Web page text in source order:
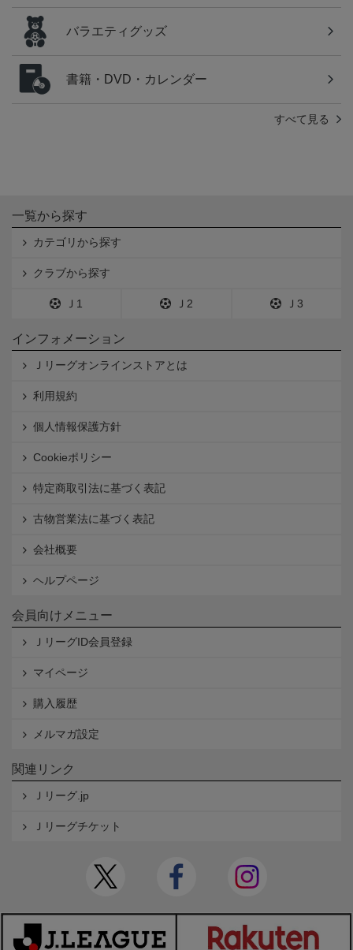
バラエティグッズ
書籍・DVD・カレンダー
すべて見る
一覧から探す
カテゴリから探す
クラブから探す
Ｊ1 Ｊ2 Ｊ3
インフォメーション
Ｊリーグオンラインストアとは
利用規約
個人情報保護方針
Cookieポリシー
特定商取引法に基づく表記
古物営業法に基づく表記
会社概要
ヘルプページ
会員向けメニュー
ＪリーグID会員登録
マイページ
購入履歴
メルマガ設定
関連リンク
Ｊリーグ.jp
Ｊリーグチケット